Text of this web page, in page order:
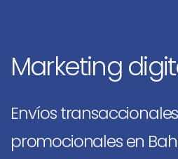
Marketing
Envíos
promocionales en